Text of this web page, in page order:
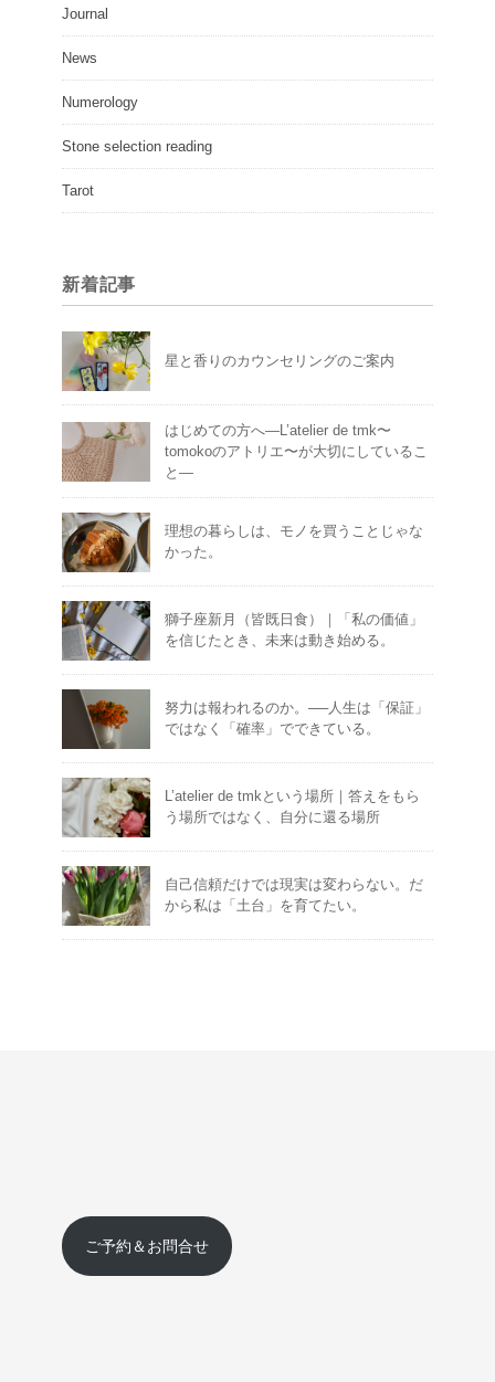
Journal
News
Numerology
Stone selection reading
Tarot
新着記事
星と香りのカウンセリングのご案内
はじめての方へ―L’atelier de tmk〜
tomokoのアトリエ〜が大切にしているこ
と―
理想の暮らしは、モノを買うことじゃな
かった。
獅子座新月（皆既日食）｜「私の価値」
を信じたとき、未来は動き始める。
努力は報われるのか。──人生は「保証」
ではなく「確率」でできている。
L’atelier de tmkという場所｜答えをもら
う場所ではなく、自分に還る場所
自己信頼だけでは現実は変わらない。だ
から私は「土台」を育てたい。
ご予約＆お問合せ